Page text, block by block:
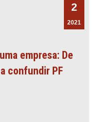
2
2021
empresa: De
confundir PF